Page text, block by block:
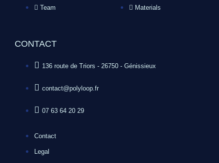
Team Materials
CONTACT
136 route de Triors - 26750 - Génissieux
contact@polyloop.fr
07 63 64 20 29
Contact
Legal